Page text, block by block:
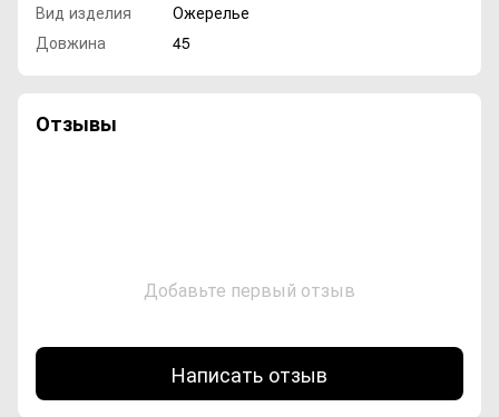
Вид изделия
Ожерелье
Довжина
45
Отзывы
Добавьте первый отзыв
Написать отзыв